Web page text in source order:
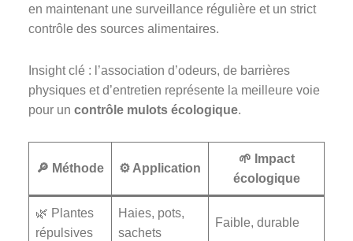
en maintenant une surveillance régulière et un strict
contrôle des sources alimentaires.
Insight clé : l’association d’odeurs, de barrières
physiques et d’entretien représente la meilleure voie
pour un contrôle mulots écologique.
🔎 Méthode ⚙️ Application
🌱 Impact
écologique
🌿 Plantes
répulsives
Haies, pots,
sachets
Faible, durable